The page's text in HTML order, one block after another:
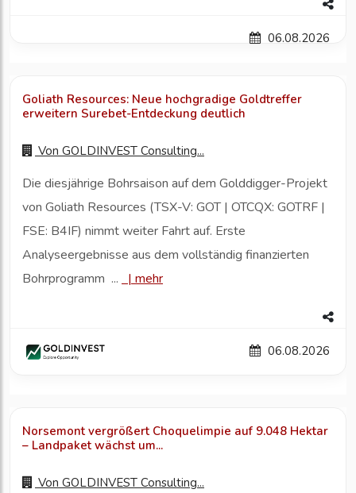
06.08.2026
Goliath Resources: Neue hochgradige Goldtreffer
erweitern Surebet-Entdeckung deutlich
Von GOLDINVEST Consulting...
Die diesjährige Bohrsaison auf dem Golddigger-Projekt
von Goliath Resources (TSX-V: GOT | OTCQX: GOTRF |
FSE: B4IF) nimmt weiter Fahrt auf. Erste
Analyseergebnisse aus dem vollständig finanzierten
Bohrprogramm ...
| mehr
06.08.2026
Norsemont vergrößert Choquelimpie auf 9.048 Hektar
– Landpaket wächst um...
Von GOLDINVEST Consulting...